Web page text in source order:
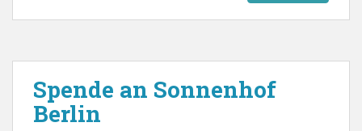
Spende an Sonnenhof
Berlin